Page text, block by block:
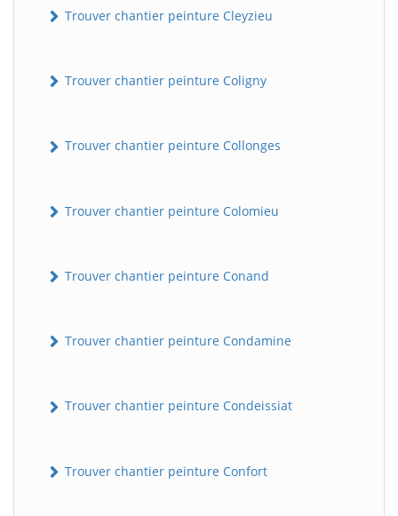
Trouver chantier peinture Cleyzieu
Trouver chantier peinture Coligny
Trouver chantier peinture Collonges
Trouver chantier peinture Colomieu
Trouver chantier peinture Conand
Trouver chantier peinture Condamine
Trouver chantier peinture Condeissiat
Trouver chantier peinture Confort